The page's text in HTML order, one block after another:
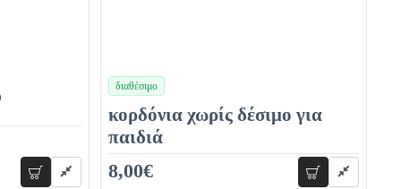
προσθήκη
διαθέσιμο
χρώματα
κορδόνια χωρίς δέσιμο για
παιδιά
8,00€ προσθήκη